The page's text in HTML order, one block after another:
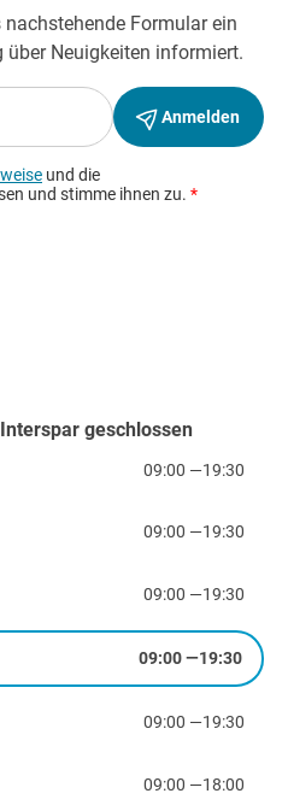
Interspar geschlossen
09:00 —19:30
09:00 —19:30
09:00 —19:30
09:00—19:30
09:00 —19:30
09:00 —18:00